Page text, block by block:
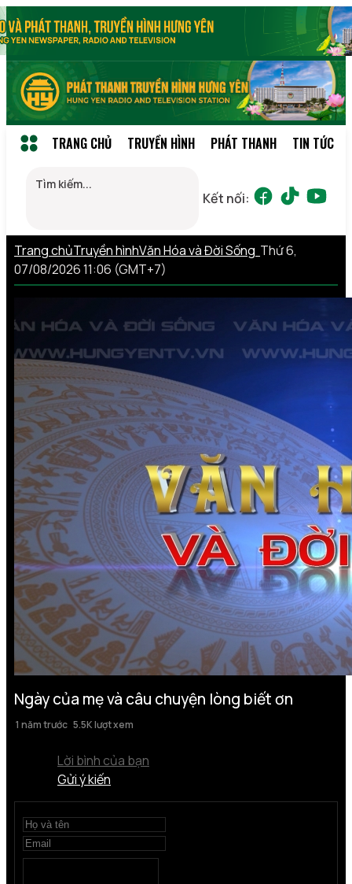
TRANG CHỦ TRUYỀN HÌNH PHÁT THANH TIN TỨC
Kết nối:
Trang chủTruyền hìnhVăn Hóa và Đời Sống Thứ 6,
07/08/2026 11:06 (GMT+7)
Ngày của mẹ và câu chuyện lòng biết ơn
1 năm trước 5.5K lượt xem
Lời bình của bạn
Gửi ý kiến